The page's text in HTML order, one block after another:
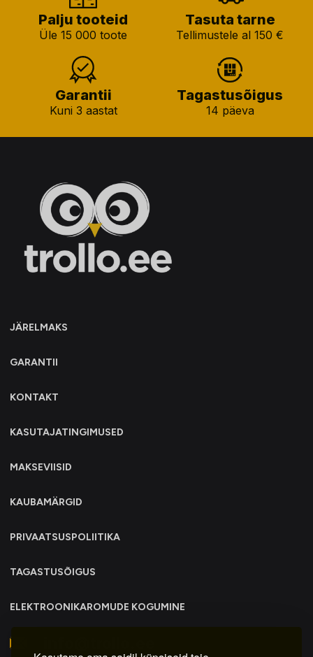
Palju tooteid
Üle 15 000 toote
Tasuta tarne
Tellimustele al 150 €
Garantii
Kuni 3 aastat
Tagastusõigus
14 päeva
JÄRELMAKS
GARANTII
KONTAKT
KASUTAJATINGIMUSED
MAKSEVIISID
KAUBAMÄRGID
PRIVAATSUSPOLIITIKA
TAGASTUSÕIGUS
ELEKTROONIKAROMUDE KOGUMINE